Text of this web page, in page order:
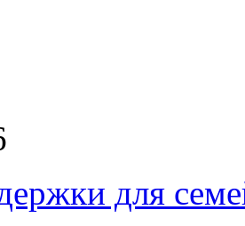
для